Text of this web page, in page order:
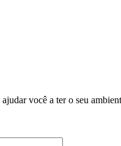
você a ter o seu